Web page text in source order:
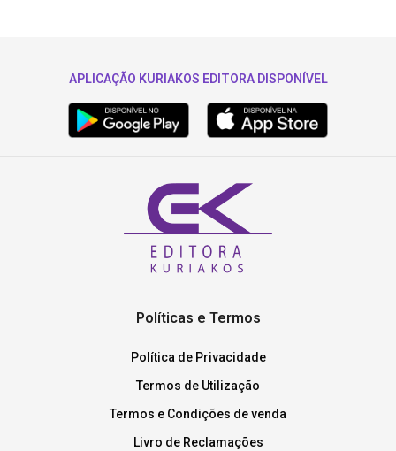
APLICAÇÃO KURIAKOS EDITORA DISPONÍVEL
Políticas e Termos
Política de Privacidade
Termos de Utilização
Termos e Condições de venda
Livro de Reclamações